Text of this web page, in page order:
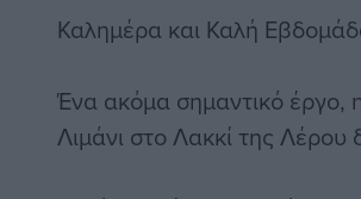
Καλημέρα και Καλή
Ένα ακόμα σημαντικό
Λιμάνι στο Λακκί της